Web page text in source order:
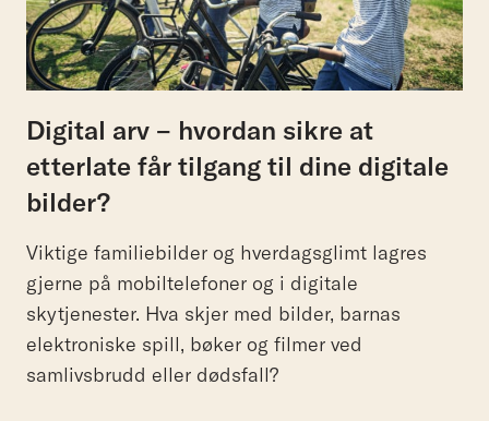
Digital arv – hvordan sikre at
etterlate får tilgang til dine digitale
bilder?
Viktige familiebilder og hverdagsglimt lagres
gjerne på mobiltelefoner og i digitale
skytjenester. Hva skjer med bilder, barnas
elektroniske spill, bøker og filmer ved
samlivsbrudd eller dødsfall?